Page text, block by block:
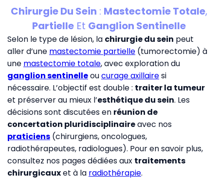
Chirurgie Du Sein : Mastectomie Totale,
Partielle Et Ganglion Sentinelle
Selon le type de lésion, la chirurgie du sein peut
aller d’une mastectomie partielle (tumorectomie) à
une mastectomie totale, avec exploration du
ganglion sentinelleoucurage axillairesi
nécessaire. L’objectif est double : traiter la tumeur
et préserver au mieux l’esthétique du sein. Les
décisions sont discutées en réunion de
concertation pluridisciplinaireavec nos
praticiens (chirurgiens, oncologues,
radiothérapeutes, radiologues). Pour en savoir plus,
consultez nos pages dédiées aux traitements
chirurgicauxet à la radiothérapie.